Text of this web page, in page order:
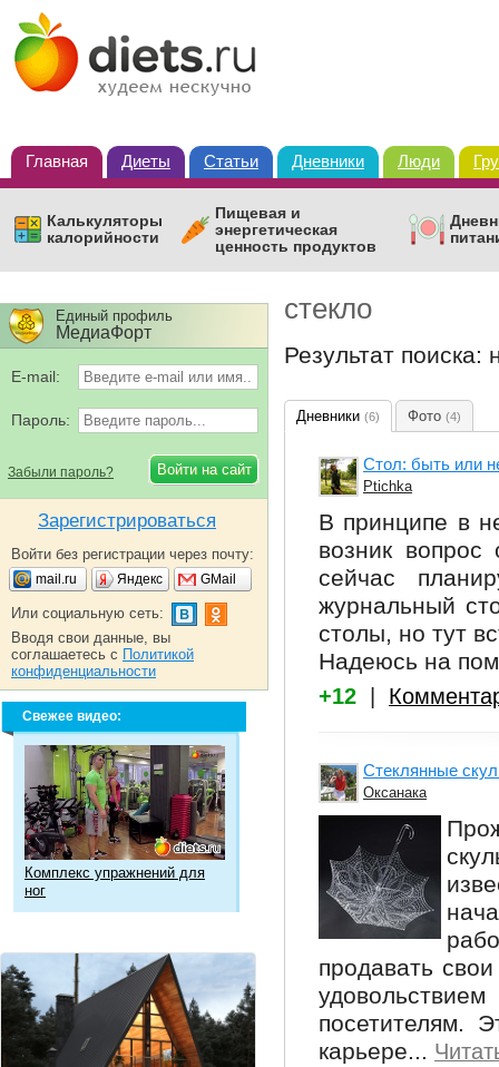
Главная Диеты Статьи Дневники Люди
Калькуляторы
калорийности
Пищевая и
энергетическая
ценность продуктов
стекло
Результат
Дневники (6) Фото (4)
Стол: быть или
Ptichka
В принципе в
возник
сейчас
журнальный
столы, но тут
Надеюсь на
+12
Стеклянные
Оксанака
продавать
посетителям.
карьере...
Единый профиль
МедиаФорт
E-mail:
Пароль:
Забыли пароль?
Зарегистрироваться
Войти без регистрации через почту:
mail.ru Яндекс GMail
Или социальную сеть:
Вводя свои данные, вы
соглашаетесь с Политикой
конфиденциальности
Свежее видео:
Комплекс упражнений для
ног